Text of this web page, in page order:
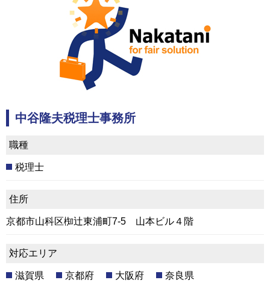
中谷隆夫税理士事務所
職種
税理士
住所
京都市山科区椥辻東浦町7-5 山本ビル４階
対応エリア
滋賀県 京都府 大阪府 奈良県